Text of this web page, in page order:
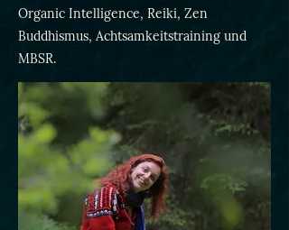
Organic Intelligence, Reiki, Zen
Buddhismus, Achtsamkeitstraining und
MBSR.